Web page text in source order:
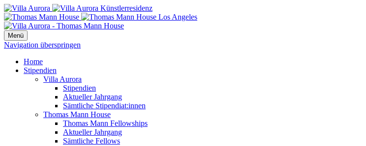
Menü
Navigation überspringen
Home
Stipendien
Villa Aurora
Stipendien
Aktueller Jahrgang
Sämtliche Stipendiat:innen
Thomas Mann House
Thomas Mann Fellowships
Aktueller Jahrgang
Sämtliche Fellows